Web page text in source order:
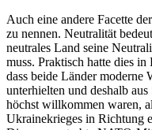
Auch eine andere Facette
zu nennen. Neutralität
neutrales Land seine
muss. Praktisch hatte dies
dass beide Länder moderne
unterhielten und deshalb
höchst willkommen waren,
Ukrainekrieges in Richtung